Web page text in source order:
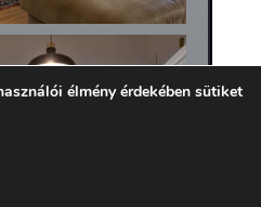
élmény érdekében sütiket